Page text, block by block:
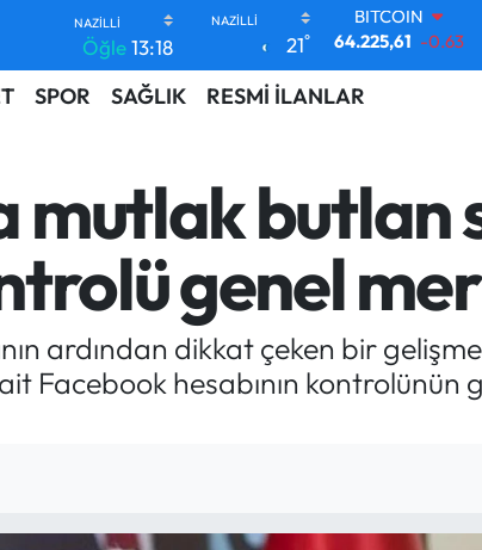
Öğle13:18 21°
DOLAR
47,7143 0.16
EURO
55,0317
6510.40 0.45
BİST100
BITCOIN
-0.63
SPOR SAĞLIK RESMİ İLANLAR
mutlak butlan
genel
ardından dikkat çeken bir
Facebook hesabının